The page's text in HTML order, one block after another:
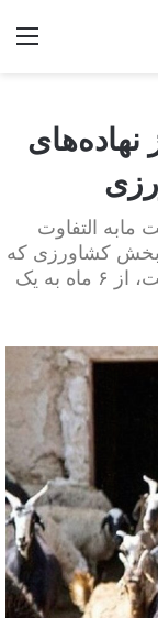
نهاده‌های
مابه التفاوت
بخش کشاورزی که
گروه کالایی آنها از ۱ به ۲ تغییر یافته است، از ۶ ماه به یک